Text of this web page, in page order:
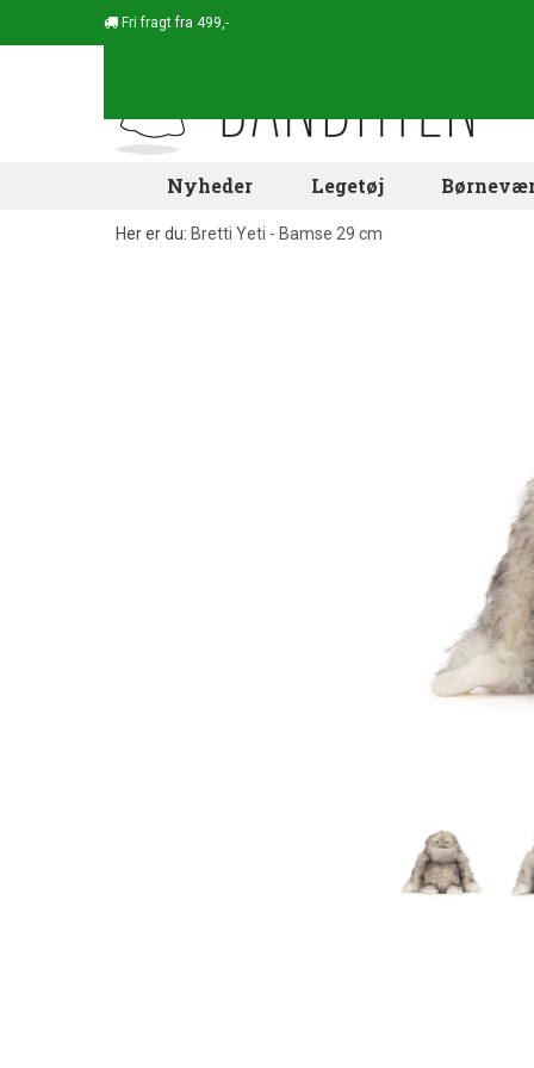
Fri fragt fra 499,-
Nyheder Legetøj
Her er du: Bretti Yeti - Bamse 29 cm